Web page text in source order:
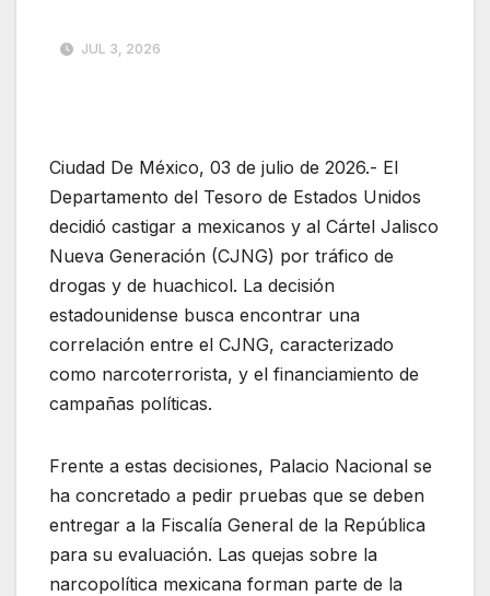
JUL 3, 2026
Ciudad De México, 03 de julio de 2026.- El
Departamento del Tesoro de Estados Unidos
decidió castigar a mexicanos y al Cártel Jalisco
Nueva Generación (CJNG) por tráfico de
drogas y de huachicol. La decisión
estadounidense busca encontrar una
correlación entre el CJNG, caracterizado
como narcoterrorista, y el financiamiento de
campañas políticas.
Frente a estas decisiones, Palacio Nacional se
ha concretado a pedir pruebas que se deben
entregar a la Fiscalía General de la República
para su evaluación. Las quejas sobre la
narcopolítica mexicana forman parte de la